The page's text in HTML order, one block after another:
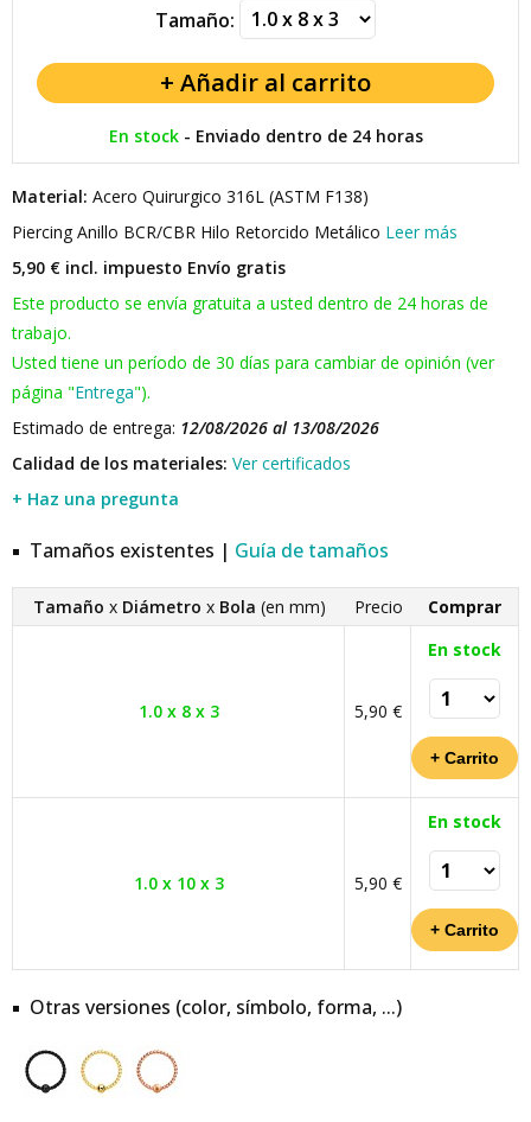
Tamaño:
En stock- Enviado dentro de 24 horas
Material: Acero Quirurgico 316L (ASTM F138)
Piercing Anillo BCR/CBR Hilo Retorcido Metálico Leer más
5,90 € incl. impuesto Envío gratis
Este producto se envía gratuita a usted dentro de 24 horas de
trabajo.
Usted tiene un período de 30 días para cambiar de opinión (ver
página "Entrega").
Estimado de entrega: 12/08/2026 al 13/08/2026
Calidad de los materiales: Ver certificados
+ Haz una pregunta
Tamaños existentes | Guía de tamaños
Tamaño x Diámetro x Bola (en mm) Precio Comprar
1.0 x 8 x 3 5,90 €
En stock
1.0 x 10 x 3 5,90 €
En stock
Otras versiones (color, símbolo, forma, ...)